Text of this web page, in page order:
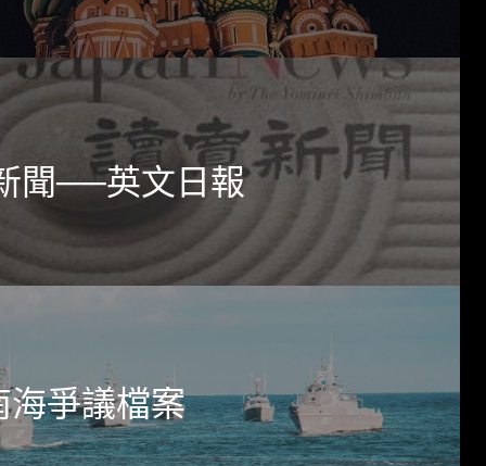
聞──英文日報
海爭議檔案